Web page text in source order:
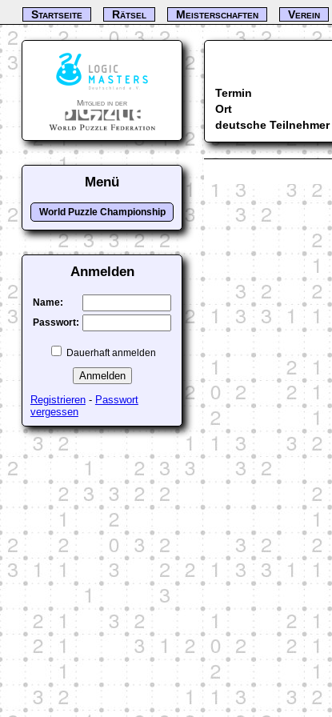
Termin
Ort
deutsche Teilnehmer
Startseite Rätsel Meisterschaften Verein
Mitglied in der
Menü
World Puzzle Championship
Anmelden
Name:
Passwort:
Dauerhaft anmelden
Registrieren- Passwort
vergessen